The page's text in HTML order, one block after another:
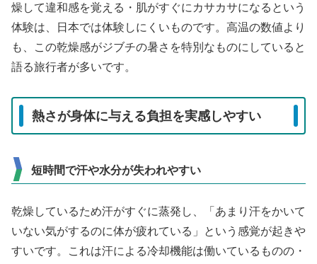
燥して違和感を覚える・肌がすぐにカサカサになるという
体験は、日本では体験しにくいものです。高温の数値より
も、この乾燥感がジブチの暑さを特別なものにしていると
語る旅行者が多いです。
熱さが身体に与える負担を実感しやすい
短時間で汗や水分が失われやすい
乾燥しているため汗がすぐに蒸発し、「あまり汗をかいて
いない気がするのに体が疲れている」という感覚が起きや
すいです。これは汗による冷却機能は働いているものの・